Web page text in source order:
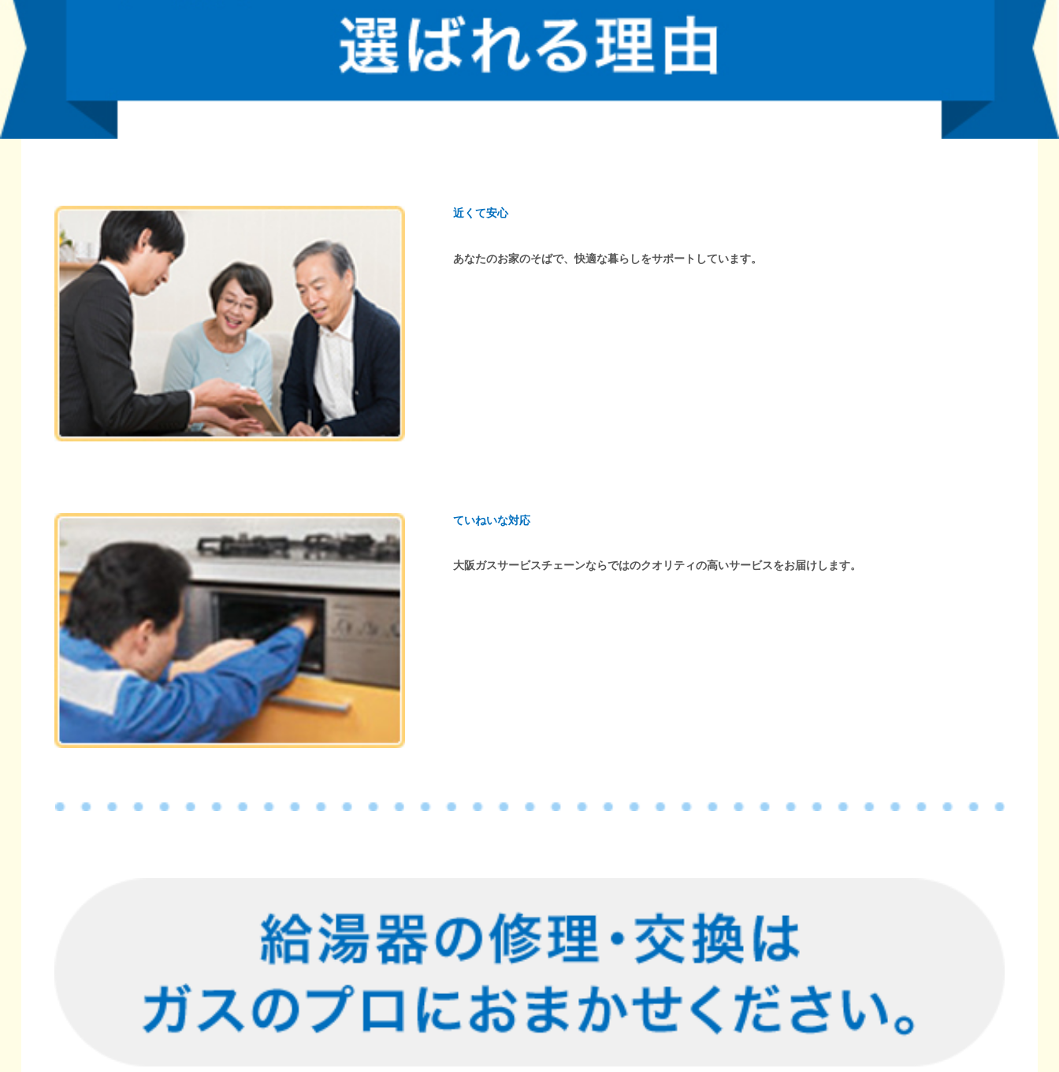
近くて安心
あなたのお家のそばで、快適な暮らしをサポートしています。
ていねいな対応
大阪ガスサービスチェーンならではのクオリティの高いサービスをお届けします。